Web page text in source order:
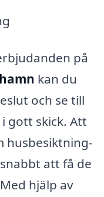
på
kan du
och se till
gott skick. Att
husbesiktning-
att få de
hjälp av